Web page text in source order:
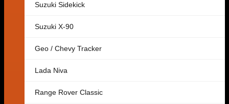
Suzuki Sidekick
Suzuki X-90
Geo / Chevy Tracker
Lada Niva
Range Rover Classic